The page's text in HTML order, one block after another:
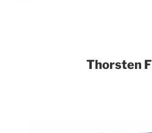
Thorsten